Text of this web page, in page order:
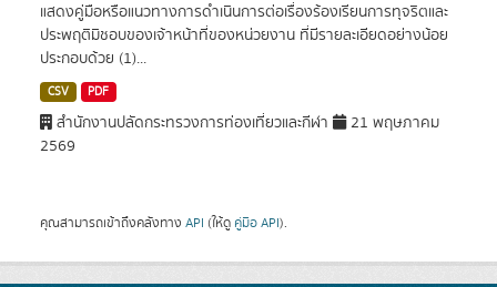
แสดงคู่มือหรือแนวทางการดำเนินการต่อเรื่องร้องเรียนการทุจริตและ
ประพฤติมิชอบของเจ้าหน้าที่ของหน่วยงาน ที่มีรายละเอียดอย่างน้อย
ประกอบด้วย (1)...
CSV PDF
สำนักงานปลัดกระทรวงการท่องเที่ยวและกีฬา
21 พฤษภาคม
2569
คุณสามารถเข้าถึงคลังทาง API (ให้ดู คู่มือ API).